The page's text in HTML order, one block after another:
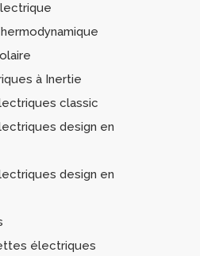
à Inertie
classic
design en
design en
électriques